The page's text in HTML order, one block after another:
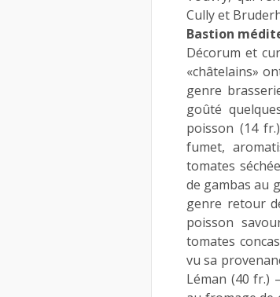
Cully et
Bastion
Décorum et
«châtelains»
genre
goûté
poisson (14
fumet,
tomates
de gambas au
genre retour
poisson
tomates
vu sa
Léman (40 fr.)